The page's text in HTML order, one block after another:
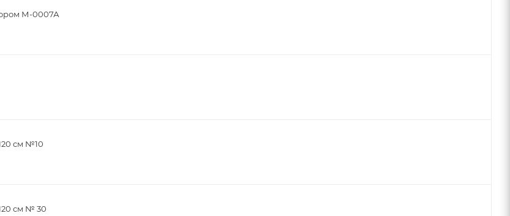
М-0007А
см №10
см № 30